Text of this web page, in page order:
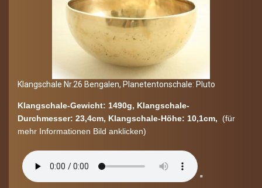
Klang­scha­le Nr.26 Ben­ga­len, Pla­ne­ten­ton­scha­le: Pluto
Klangschale-​Gewicht: 1490g, Klangschale-​
Durchmesser: 23,4cm, Klangschale-​Höhe: 10,1cm, (für
mehr In­for­ma­tio­nen Bild an­kli­cken)
"